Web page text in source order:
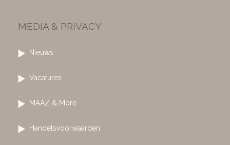
MEDIA & PRIVACY
Nieuws
Vacatures
MAAZ & More
Handelsvoorwaarden